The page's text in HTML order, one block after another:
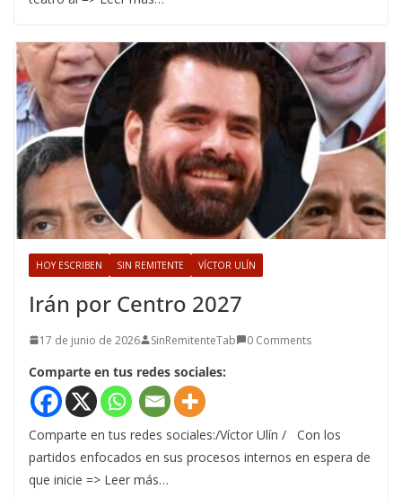
HOY ESCRIBEN SIN REMITENTE VÍCTOR ULÍN
Irán por Centro 2027
17 de junio de 2026 SinRemitenteTab 0 Comments
Comparte en tus redes sociales:
Comparte en tus redes sociales:/Víctor Ulín / Con los
partidos enfocados en sus procesos internos en espera de
que inicie => Leer más…